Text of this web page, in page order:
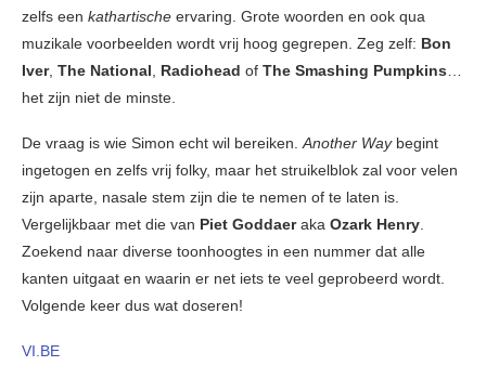
zelfs een kathartische ervaring. Grote woorden en ook qua
muzikale voorbeelden wordt vrij hoog gegrepen. Zeg zelf: Bon
Iver, The National, Radiohead of The Smashing Pumpkins…
het zijn niet de minste.
De vraag is wie Simon echt wil bereiken.Another Waybegint
ingetogen en zelfs vrij folky, maar het struikelblok zal voor velen
zijn aparte, nasale stem zijn die te nemen of te laten is.
Vergelijkbaar met die van Piet Goddaeraka Ozark Henry.
Zoekend naar diverse toonhoogtes in een nummer dat alle
kanten uitgaat en waarin er net iets te veel geprobeerd wordt.
Volgende keer dus wat doseren!
VI.BE